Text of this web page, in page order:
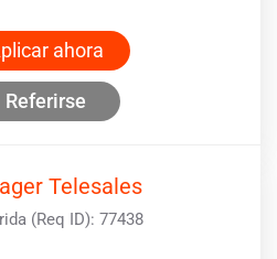
ahora
Referirse
Telesales
(Req ID): 77438